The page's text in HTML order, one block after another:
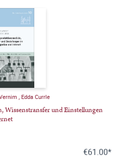
Edda Currle
Wissenstransfer und Einstellungen
€61.00*